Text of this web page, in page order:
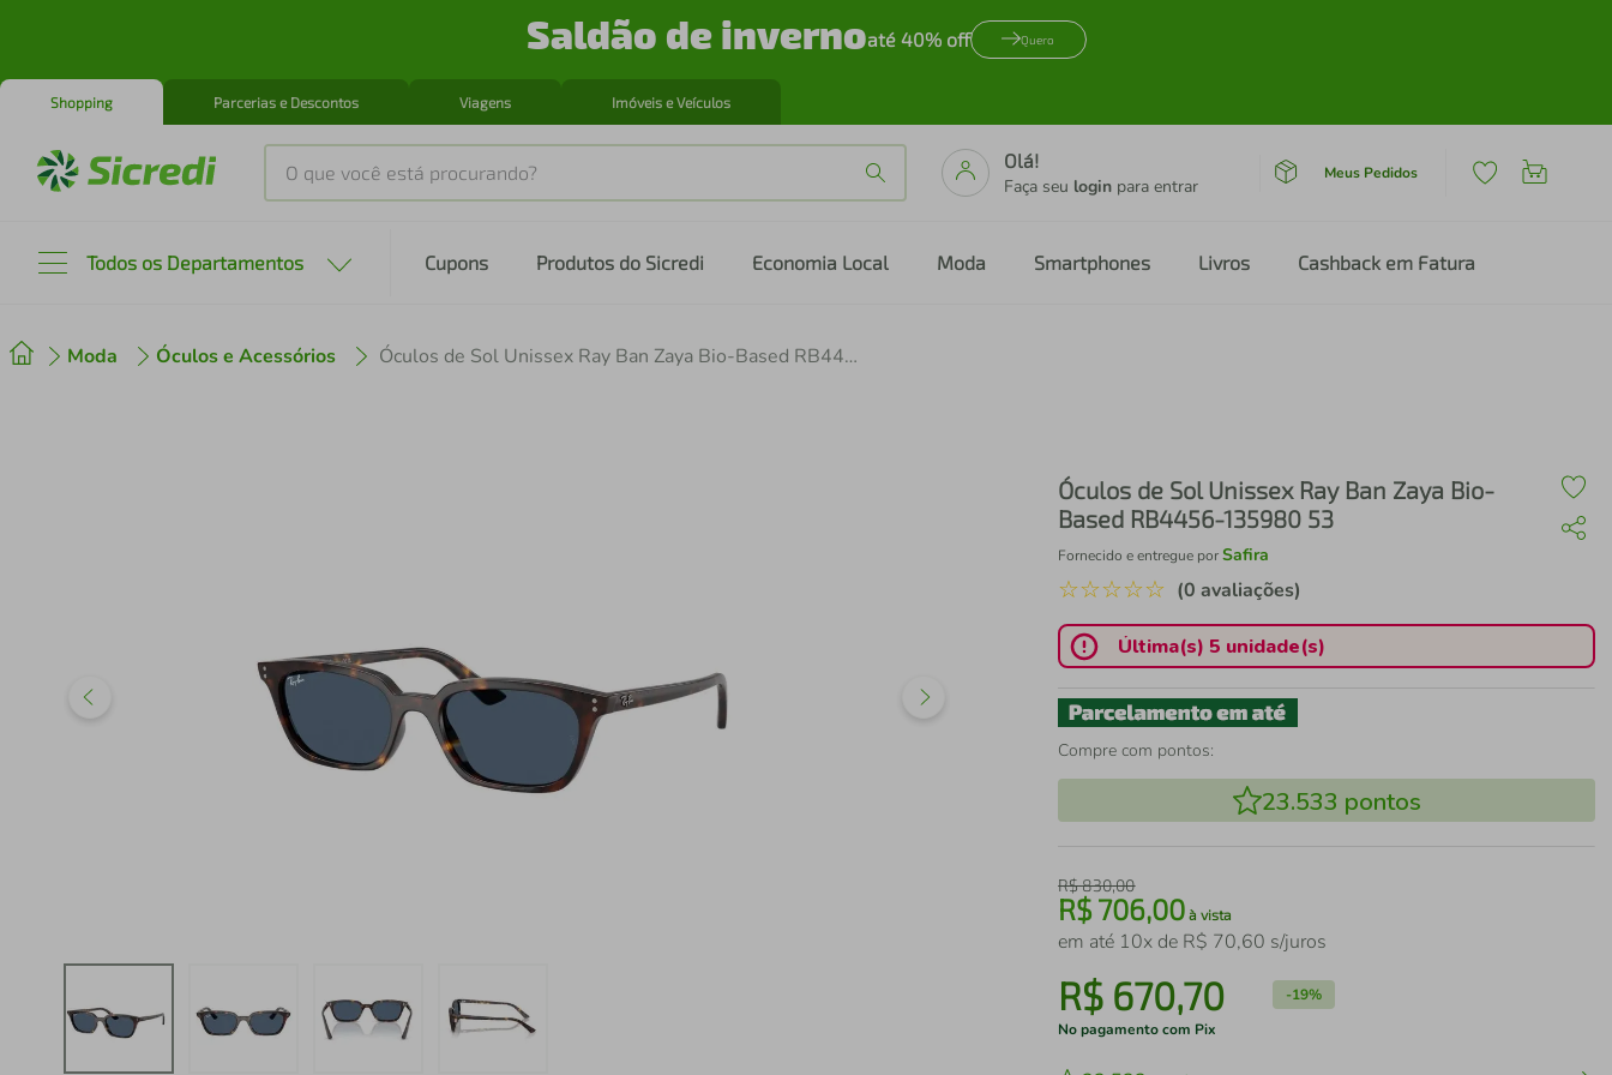
Saldão de invernoaté 40% off Quero
Shopping Parcerias e Descontos Viagens Imóveis e Veículos
O que você está procurando?
Olá!
Faça seu login para entrar
Meus Pedidos
Todos os Departamentos Cupons Produtos do Sicredi Economia Local Moda Smartphones Livros Cashback em Fatura
Moda Óculos e Acessórios Óculos de Sol Unissex Ray Ban Zaya Bio-Based RB4456-135980 53
Óculos de Sol Unissex Ray Ban Zaya Bio-
Based RB4456-135980 53
Fornecido e entregue porSafira
☆☆☆☆☆ (0 avaliações)
Última(s) 5 unidade(s)
Compre com pontos:
23.533 pontos
R$830,00
R$706,00 à vista
em até 10x de R$ 70,60 s/juros
R$ 670,70 -19%
No pagamento com Pix
2º cafeteira